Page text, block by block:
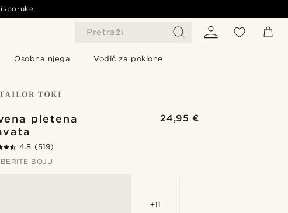
Pretraži
Osobna njega Vodič za poklone
pletena
24,95 €
4.8 (519)
BOJU
+11